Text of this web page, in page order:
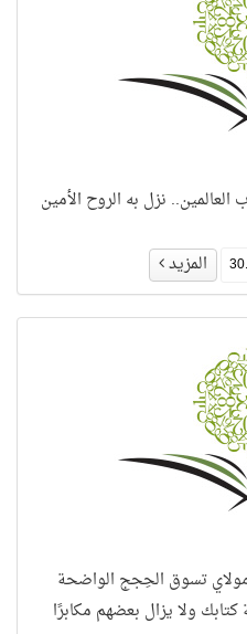
العالمين.. نزل به الروح الأمين
المزيد
تسوق الحِجج الواضحة
ولا يزال بعضهم مكابرًا